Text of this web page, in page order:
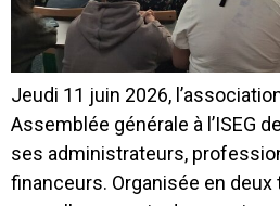
Jeudi 11 juin 2026,
Assemblée générale à l’ISEG
ses administrateurs,
financeurs. Organisée en